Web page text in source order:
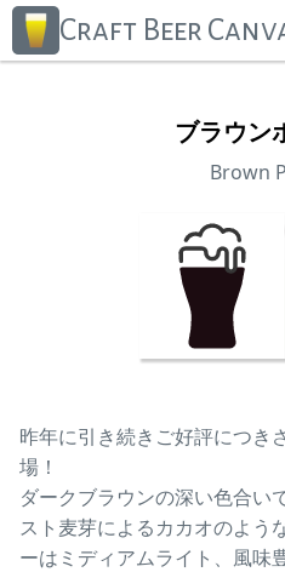
Craft Beer
ブラウン
Brown
昨年に引き続きご好評につき
場！
ダークブラウンの深い色合い
スト麦芽によるカカオのよう
ーはミディアムライト、風味